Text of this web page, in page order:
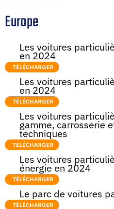
Europe
Les voitures
en 2024
TÉLÉCHARGER
Les voitures
en 2024
TÉLÉCHARGER
Les voitures
gamme, carrosserie
techniques
TÉLÉCHARGER
Les voitures
énergie en 2024
TÉLÉCHARGER
Le parc de voitures
TÉLÉCHARGER